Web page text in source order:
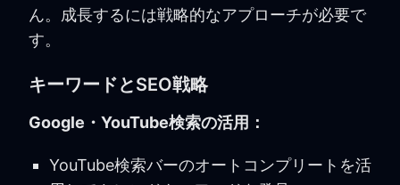
ん。成長するには戦略的なアプローチが必要で
す。
キーワードとSEO戦略
Google・YouTube検索の活用：
YouTube検索バーのオートコンプリートを活